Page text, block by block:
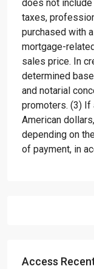
does not
taxes,
purchased with
mortgage-
sales price. In
determined
and notarial
promoters. (3) If
American
depending on
of payment, in
Access